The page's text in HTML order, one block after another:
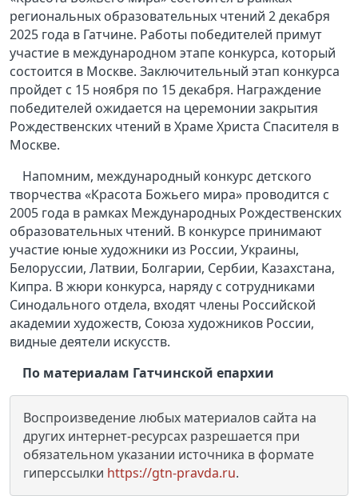
региональных образовательных чтений 2 декабря
2025 года в Гатчине. Работы победителей примут
участие в международном этапе конкурса, который
состоится в Москве. Заключительный этап конкурса
пройдет с 15 ноября по 15 декабря. Награждение
победителей ожидается на церемонии закрытия
Рождественских чтений в Храме Христа Спасителя в
Москве.
Напомним, международный конкурс детского
творчества «Красота Божьего мира» проводится с
2005 года в рамках Международных Рождественских
образовательных чтений. В конкурсе принимают
участие юные художники из России, Украины,
Белоруссии, Латвии, Болгарии, Сербии, Казахстана,
Кипра. В жюри конкурса, наряду с сотрудниками
Синодального отдела, входят члены Российской
академии художеств, Союза художников России,
видные деятели искусств.
По материалам Гатчинской епархии
Воспроизведение любых материалов сайта на
других интернет-ресурсах разрешается при
обязательном указании источника в формате
гиперссылки https://gtn-pravda.ru.